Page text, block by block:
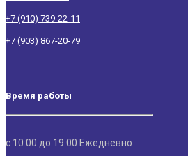
+7 (910) 739-22-11
+7 (903) 867-20-79
Время работы
с 10:00 до 19:00 Ежедневно